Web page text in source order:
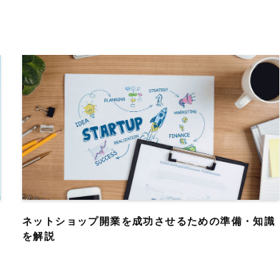
ネットショップ開業を成功させるための準備・知識
を解説